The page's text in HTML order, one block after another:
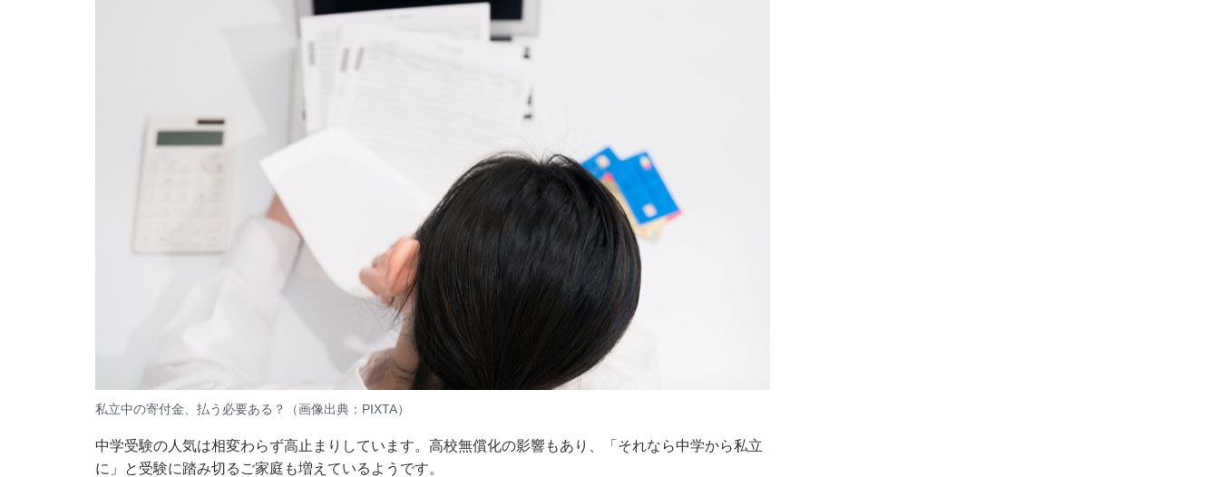
私立中の寄付金、払う必要ある？（画像出典：PIXTA）
中学受験の人気は相変わらず高止まりしています。高校無償化の影響もあり、「それなら中学から私立
に」と受験に踏み切るご家庭も増えているようです。